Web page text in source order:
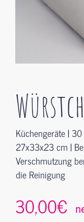
Küchengeräte |
27x33x23 cm |
Verschmutzung
die Reinigung
30,00€